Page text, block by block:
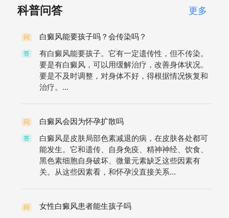
科普问答 更多
问 白癜风能要孩子吗？会传染吗？
答
有白癜风能要孩子。它有一定遗传性，但不传染。
要是有白癜风，可以用缓解治疗，改善身体状况。
要是不及时调整，对身体不好，得根据情况恢复和
治疗。...
问 白癜风会因为怀孕扩散吗
答
白癜风是皮肤局部色素减退的病，在皮肤各处都可
能发生。它和遗传、自身免疫、精神神经、饮食、
黑色素细胞自身破坏、微量元素缺乏这些因素有
关。从这些因素看，和怀孕没直接关系...
问 女性白癜风患者能生孩子吗